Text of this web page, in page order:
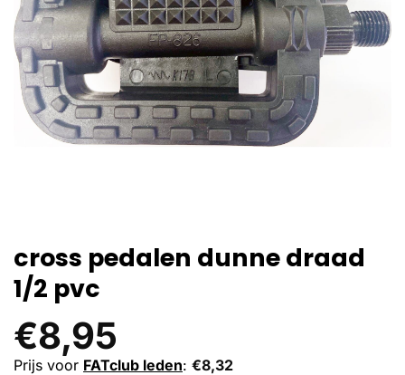
cross pedalen dunne draad
1/2 pvc
€8,95
Prijs voor FATclub leden: €8,32